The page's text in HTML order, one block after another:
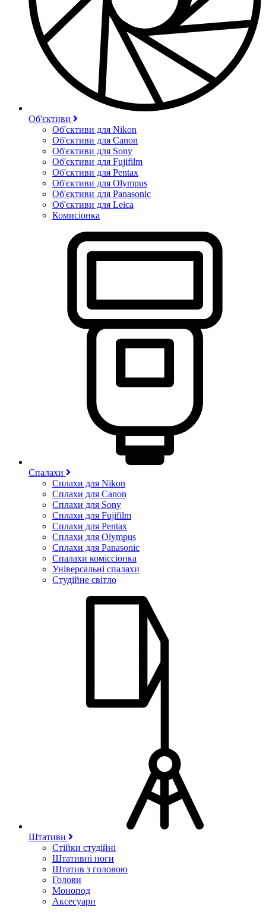
Об'єктиви
Об'єктиви для Nikon
Об'єктиви для Canon
Об'єктиви для Sony
Об'єктиви для Fujifilm
Об'єктиви для Pentax
Об'єктиви для Olympus
Об'єктиви для Panasonic
Об'єктиви для Leica
Комисіонка
Спалахи
Сплахи для Nikon
Сплахи для Canon
Сплахи для Sony
Сплахи для Fujifilm
Сплахи для Pentax
Сплахи для Olympus
Сплахи для Panasonic
Спалахи коміссіонка
Універсальні спалахи
Студійне світло
Штативи
Стійки студійні
Штативні ноги
Штатив з головою
Голови
Монопод
Аксесуари